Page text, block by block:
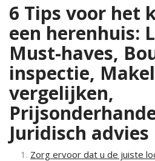
6 Tips voor het
een herenhuis:
Must-haves,
inspectie,
vergelijken,
Juridisch advies
Zorg ervoor dat u de juiste